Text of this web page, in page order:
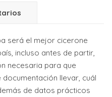
será el mejor cicerone
incluso antes de partir,
necesaria para que
llevar, cuál
de datos prácticos